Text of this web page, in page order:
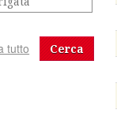
Cerca